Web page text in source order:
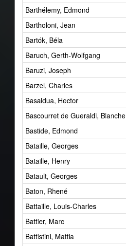
Barthélemy, Edmond
Bartholoni, Jean
Bartók, Béla
Baruch, Gerth-Wolfgang
Baruzi, Joseph
Barzel, Charles
Basaldua, Hector
Bascourret de Gueraldi, Blanche
Bastide, Edmond
Bataille, Georges
Bataille, Henry
Batault, Georges
Baton, Rhené
Battaille, Louis-Charles
Battier, Marc
Battistini, Mattia